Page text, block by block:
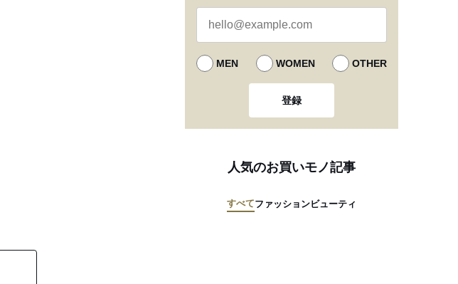
MEN WOMEN OTHER
登録
人気のお買いモノ記事
すべてファッションビューティ